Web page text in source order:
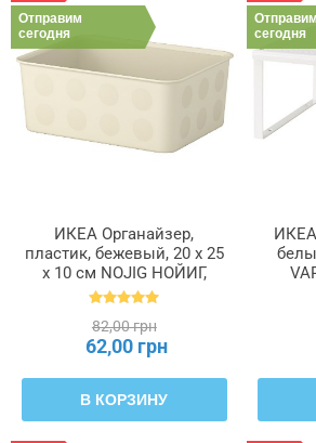
Отправим
сегодня
ИКЕА Органайзер,
пластик, бежевый, 20 x 25
x 10 см NOJIG НОЙИГ,
204.681.05
82,00 грн
62,00 грн
В КОРЗИНУ
Отправим
сегодня
ИКЕА